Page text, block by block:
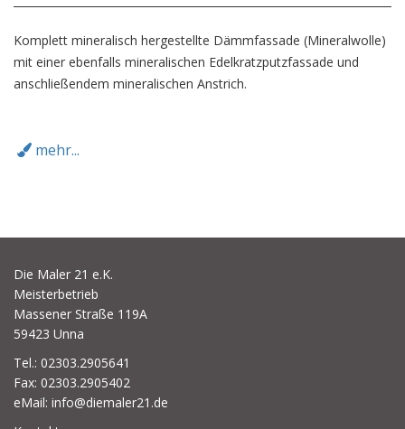
Komplett mineralisch hergestellte Dämmfassade (Mineralwolle)
mit einer ebenfalls mineralischen Edelkratzputzfassade und
anschließendem mineralischen Anstrich.
mehr...
Die Maler 21 e.K.
Meisterbetrieb
Massener Straße 119A
59423 Unna
Tel.: 02303.2905641
Fax: 02303.2905402
eMail: info@diemaler21.de